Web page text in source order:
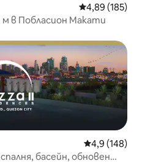
Средна
4,89 (185)
м в Побласион Макати
Средна
4,9 (148)
басейн, обновен